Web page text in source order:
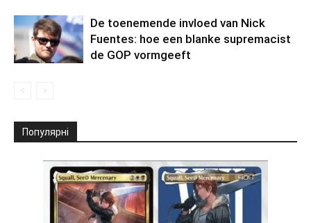
De toenemende invloed van Nick
Fuentes: hoe een blanke supremacist
de GOP vormgeeft
Популярні